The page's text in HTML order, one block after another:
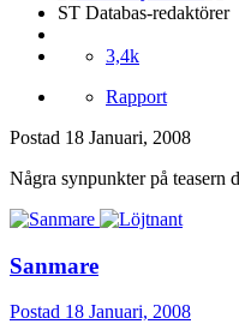
ST Databas-redaktörer
3,4k
Rapport
Postad 18 Januari, 2008
Några synpunkter på teasern
Sanmare
Postad 18 Januari, 2008